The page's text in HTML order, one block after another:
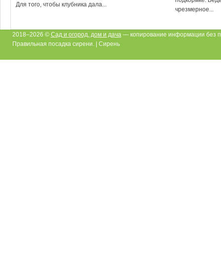
Для того, чтобы клубника дала...
чрезмерное...
2018–2026 © Сад и огород, дом и дача — копирование информации без
Правильная посадка сирени. | Сирень